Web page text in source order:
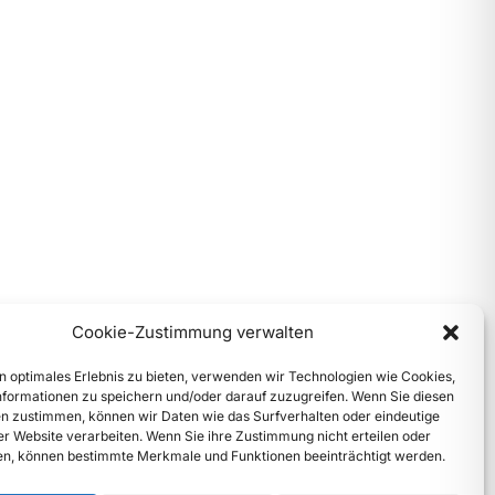
Cookie-Zustimmung verwalten
optimales Erlebnis zu bieten, verwenden wir Technologien wie Cookies,
zu speichern und/oder darauf zuzugreifen. Wenn Sie diesen
zustimmen, können wir Daten wie das Surfverhalten oder eindeutige
Website verarbeiten. Wenn Sie ihre Zustimmung nicht erteilen oder
können bestimmte Merkmale und Funktionen beeinträchtigt werden.